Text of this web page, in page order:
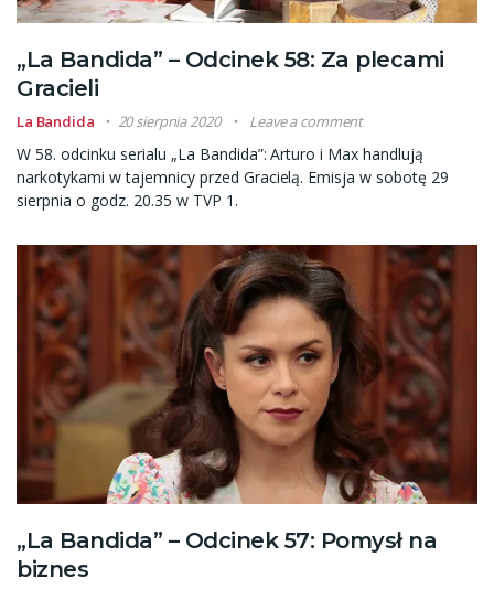
„La Bandida” – Odcinek 58: Za plecami
Gracieli
La Bandida 20 sierpnia 2020 Leave a comment
W 58. odcinku serialu „La Bandida”: Arturo i Max handlują
narkotykami w tajemnicy przed Gracielą. Emisja w sobotę 29
sierpnia o godz. 20.35 w TVP 1.
„La Bandida” – Odcinek 57: Pomysł na
biznes